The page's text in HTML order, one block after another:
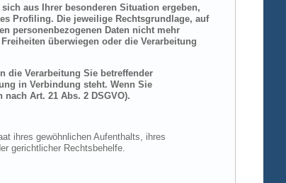
aus Ihrer besonderen Situation ergeben,
Profiling. Die jeweilige Rechtsgrundlage, auf
personenbezogenen Daten nicht mehr
überwiegen oder die Verarbeitung
die Verarbeitung Sie betreffender
in Verbindung steht. Wenn Sie
Art. 21 Abs. 2 DSGVO).
ihres gewöhnlichen Aufenthalts, ihres
gerichtlicher Rechtsbehelfe.